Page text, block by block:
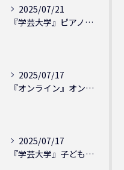
2025/07/21
『学芸大学』ピアノを弾ける喜び - シェリー・アーツ音楽教室...
2025/07/17
『オンライン』オンラインの会員様大募集中！シェリー・アーツ音...
2025/07/17
『学芸大学』子どもには子どもの表現が大切！シェリー・アーツ音...